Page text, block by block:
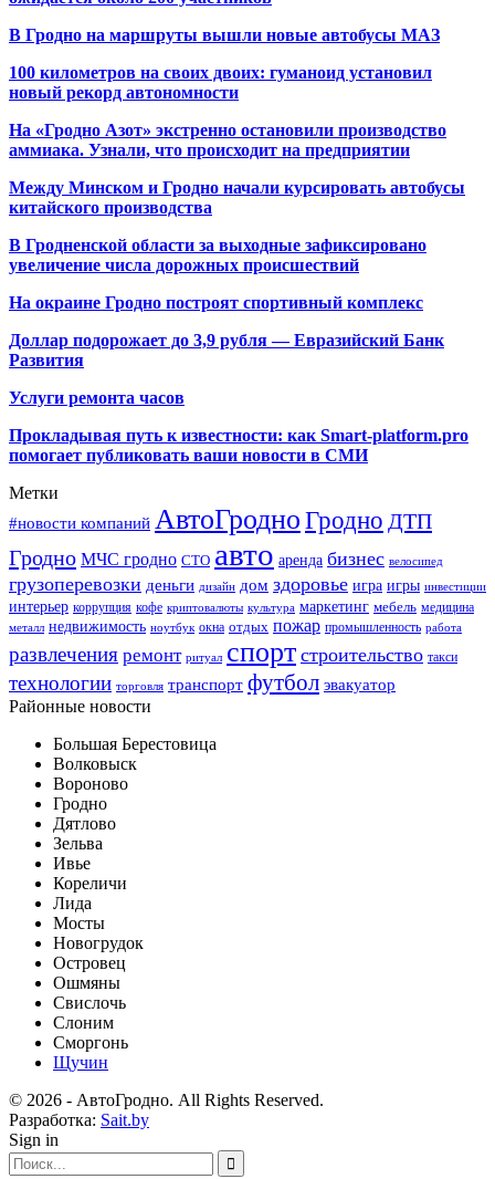
В Гродно на маршруты вышли новые автобусы МАЗ
100 километров на своих двоих: гуманоид установил
новый рекорд автономности
На «Гродно Азот» экстренно остановили производство
аммиака. Узнали, что происходит на предприятии
Между Минском и Гродно начали курсировать автобусы
китайского производства
В Гродненской области за выходные зафиксировано
увеличение числа дорожных происшествий
На окраине Гродно построят спортивный комплекс
Доллар подорожает до 3,9 рубля — Евразийский Банк
Развития
Услуги ремонта часов
Прокладывая путь к известности: как Smart-platform.pro
помогает публиковать ваши новости в СМИ
Метки
#новости компаний АвтоГродноГродно ДТП
Гродно МЧС гродно СТО авто аренда бизнес велосипед
грузоперевозки деньги дизайн дом здоровье игра игры инвестиции
интерьер коррупция кофе криптовалюты культура маркетинг мебель медицина
металл недвижимость ноутбук окна отдых пожар промышленность работа
развлечения ремонт ритуал спорт строительство такси
технологии торговля транспорт футбол эвакуатор
Районные новости
Большая Берестовица
Волковыск
Вороново
Гродно
Дятлово
Зельва
Ивье
Кореличи
Лида
Мосты
Новогрудок
Островец
Ошмяны
Свислочь
Слоним
Сморгонь
Щучин
© 2026 - АвтоГродно. All Rights Reserved.
Разработка: Sait.by
Sign in